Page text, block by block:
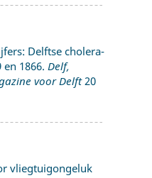
Delftse cholera‐
1866. Delf,
voor Delft20
vliegtuigongeluk